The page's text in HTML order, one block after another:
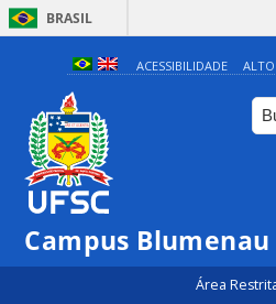
BRASIL
ACESSIBILIDADE
Campus Blumenau
Área